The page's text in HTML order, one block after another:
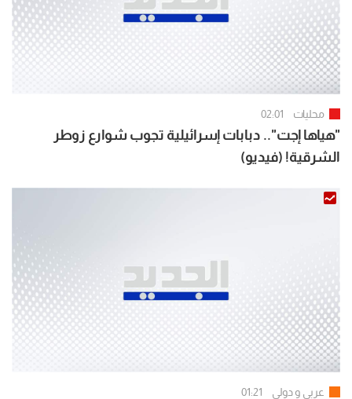
محليات 02:01
"هياها إجت".. دبابات إسرائيلية تجوب شوارع زوطر
الشرقية! (فيديو)
عربي و دولي 01:21